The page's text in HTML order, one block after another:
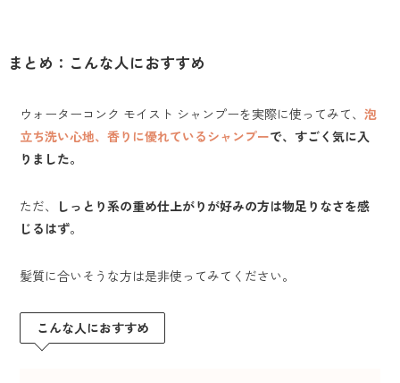
まとめ：こんな人におすすめ
ウォーターコンク モイスト シャンプーを実際に使ってみて、泡
立ち洗い心地、香りに優れているシャンプーで、すごく気に入
りました。
ただ、
しっとり系の重め仕上がりが好みの方は物足りなさを感
じるはず。
髪質に合いそうな方は是非使ってみてください。
こんな人におすすめ